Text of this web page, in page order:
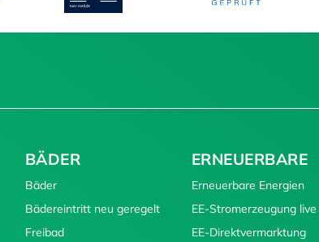
BÄDER
Bäder
Bädereintritt neu geregelt
Freibad
ERNEUERBARE
Erneuerbare Energien
EE-Stromerzeugung live
EE-Direktvermarktung